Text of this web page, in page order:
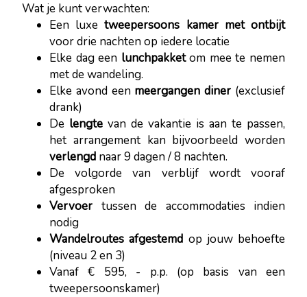
Wat je kunt verwachten:
Een luxetweepersoons kamer met ontbijt
voor drie nachten op iedere locatie
Elke dag een lunchpakketom mee te nemen
met de wandeling.
Elke avond een meergangen diner (exclusief
drank)
De lengte van de vakantie is aan te passen,
het arrangement kan bijvoorbeeld worden
verlengd naar 9 dagen / 8 nachten.
De volgorde van verblijf wordt vooraf
afgesproken
Vervoer tussen de accommodaties indien
nodig
Wandelroutes afgestemd op jouw behoefte
(niveau 2 en 3)
Vanaf € 595, - p.p. (op basis van een
tweepersoonskamer)